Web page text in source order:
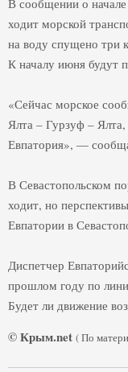
В сообщении о
ходит морской
на воду спущено три
К началу июня будут
«Сейчас морское
Ялта – Гурзуф –
Евпатория», —
В Севастопольском
ходит, но
Евпатории в
Диспетчер
прошлом году по
Будет ли движение
© Крым.net (По